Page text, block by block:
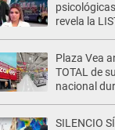
revela la
Naldy
Plaza Vea
TOTAL de
nacional
SILENCIO